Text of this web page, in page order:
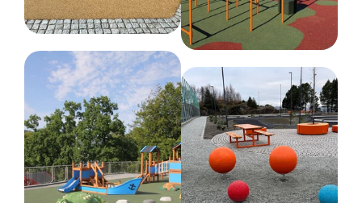
Ja
Kritisk fallhøyde (cm)
125 cm
Fundament
Stål
Nedstøping
Dimensjoner
Bredde :161 cm
Høyde :125 cm
Lengde :161 cm
Nettovekt
29 kg